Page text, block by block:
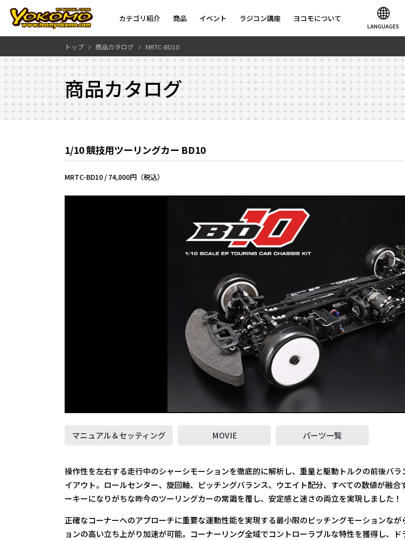
カテゴリ紹介 商品 イベント ラジコン講座 ヨコモについて
LANGUAGES
トップ 商品カタログ MRTC-BD10
商品カタログ
1/10 競技用ツーリングカー BD10
MRTC-BD10 / 74,800円（税込）
マニュアル＆セッティング MOVIE パーツ一覧
操作性を左右する走行中のシャーシモーションを徹底的に解析し、重量と駆動トルクの前後バ
イアウト。ロールセンター、旋回軸、ピッチングバランス、ウエイト配分、すべての数値が融
ーキーになりがちな昨今のツーリングカーの常識を覆し、安定感と速さの両立を実現しました！
正確なコーナーへのアプローチに重要な運動性能を実現する最小限のピッチングモーションな
ョンの高い立ち上がり加速が可能。コーナーリング全域でコントローラブルな特性を獲得し、ド